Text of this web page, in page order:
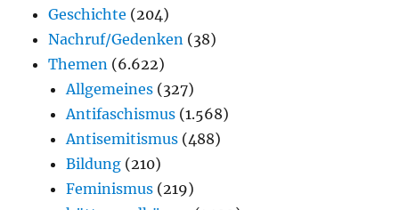
Geschichte (204)
Nachruf/Gedenken (38)
Themen (6.622)
Allgemeines (327)
Antifaschismus (1.568)
Antisemitismus (488)
Bildung (210)
Feminismus (219)